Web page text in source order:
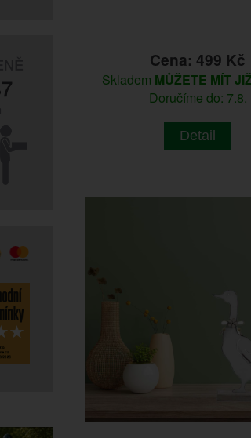
Cena: 499 Kč
Skladem MŮŽETE MÍT
Doručíme do: 7.8.
Detail